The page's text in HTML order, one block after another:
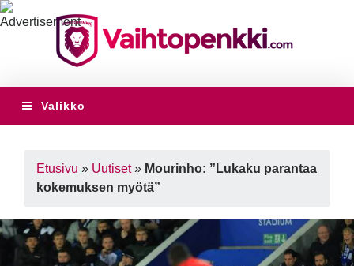
Valikko
Etusivu » Uutiset» Mourinho: ”Lukaku parantaa
kokemuksen myötä”